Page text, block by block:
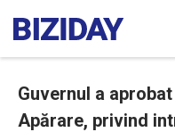
Guvernul a
Apărare, privind